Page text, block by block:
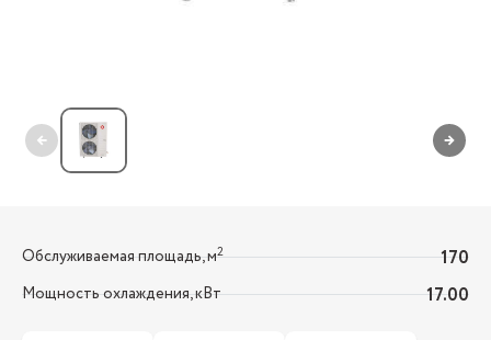
← →
Обслуживаемая площадь, м2 170
Мощность охлаждения, кВт 17.00